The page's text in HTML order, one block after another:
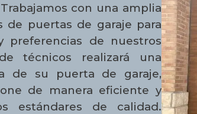
con una amplia
de puertas de garaje para
preferencias de nuestros
técnicos realizará una
de su puerta de garaje,
de manera eficiente y
estándares de calidad.